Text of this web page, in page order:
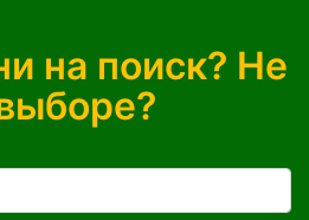
на поиск? Не